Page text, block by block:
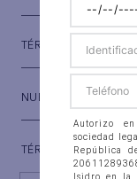
TÉRMINOS Y
NUESTRA MARCA
TÉRMINOS LEGALES
Autorizo en
sociedad
República